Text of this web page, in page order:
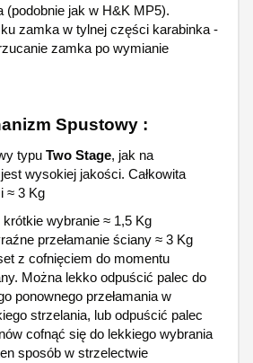
(podobnie jak w H&K MP5).
zamka w tylnej części karabinka -
zamka po wymianie
Spustowy :
typu Two Stage, jak na
wysokiej jakości. Całkowita
≈ 3 Kg
krótkie wybranie ≈ 1,5 Kg
przełamanie ściany ≈ 3 Kg
z cofnięciem do momentu
Można lekko odpuścić palec do
ponownego przełamania w
strzelania, lub odpuścić palec
cofnąć się do lekkiego wybrania
sposób w strzelectwie